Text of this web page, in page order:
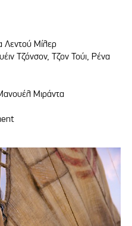
Μίλερ
Τζόνσον, Τζον Τούι, Ρένα
Μιράντα